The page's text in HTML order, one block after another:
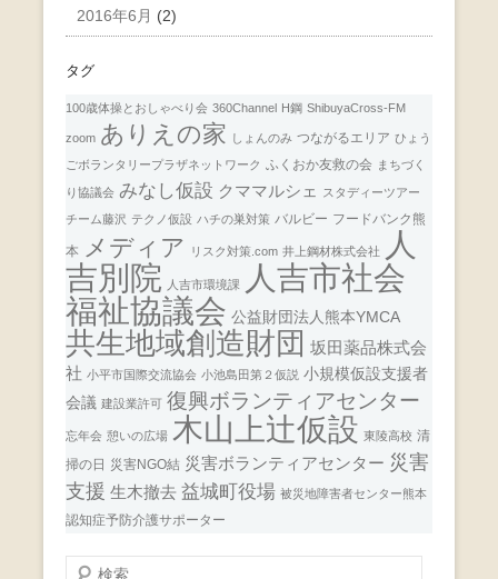
2016年6月 (2)
タグ
100歳体操とおしゃべり会 360Channel H鋼 ShibuyaCross-FM
zoom ありえの家 しょんのみ つながるエリア ひょう
ごボランタリープラザネットワーク ふくおか友救の会 まちづく
り協議会 みなし仮設 クママルシェ
スタディーツアー
チーム藤沢 テクノ仮設 ハチの巣対策 バルビー フードバンク熊
本 メディア リスク対策.com 井上鋼材株式会社
人
吉別院
人吉市環境課
人吉市社会
福祉協議会 公益財団法人熊本YMCA
共生地域創造財団 坂田薬品株式会
社 小平市国際交流協会 小池島田第２仮説 小規模仮設支援者
会議 建設業許可 復興ボランティアセンター
忘年会 憩いの広場 木山上辻仮設 東陵高校 清
掃の日 災害NGO結 災害ボランティアセンター 災害
支援 生木撤去 益城町役場 被災地障害者センター熊本
認知症予防介護サポーター
検